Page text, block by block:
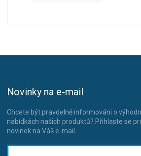
Novinky na e-mail
Chcete být pravdelně informováni o
nabídkách našich produktů? Přihlaste se
novinek na Váš e-mail